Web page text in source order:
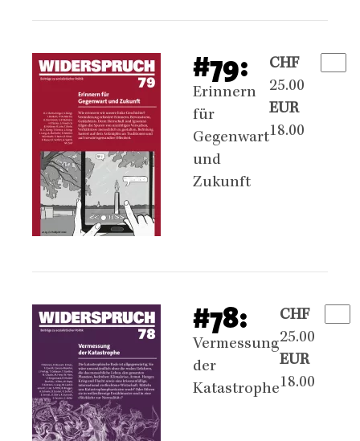
#79:
Erinnern
für
Gegenwart
und
Zukunft
CHF
25.00
EUR
18.00
#78:
Vermessung
der
Katastrophe
CHF
25.00
EUR
18.00